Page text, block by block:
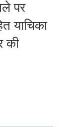
पर
याचिका
की